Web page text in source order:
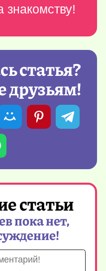
знакомству!
статья?
друзьям!
статьи
пока нет,